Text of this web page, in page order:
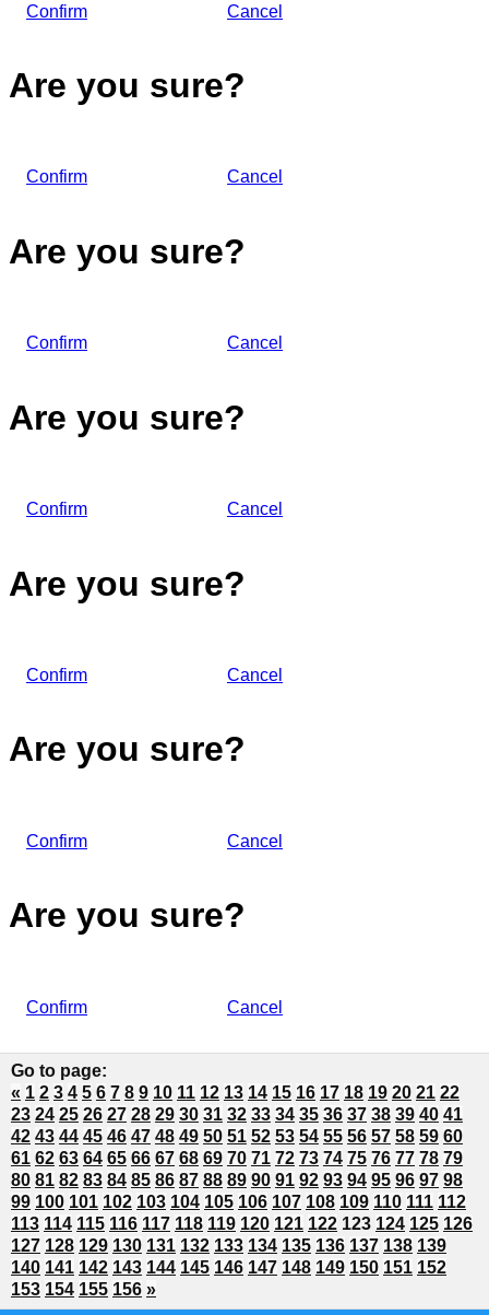
Confirm Cancel
Are you sure?
Confirm Cancel
Are you sure?
Confirm Cancel
Are you sure?
Confirm Cancel
Are you sure?
Confirm Cancel
Are you sure?
Confirm Cancel
Are you sure?
Confirm Cancel
Go to page:
« 1 2 3 4 5 6 7 8 9 10 11 12 13 14 15 16 17 18 19 20 21 22
23 24 25 26 27 28 29 30 31 32 33 34 35 36 37 38 39 40 41
42 43 44 45 46 47 48 49 50 51 52 53 54 55 56 57 58 59 60
61 62 63 64 65 66 67 68 69 70 71 72 73 74 75 76 77 78 79
80 81 82 83 84 85 86 87 88 89 90 91 92 93 94 95 96 97 98
99 100 101 102 103 104 105 106 107 108 109 110 111 112
113 114 115 116 117 118 119 120 121 122 123 124 125 126
127 128 129 130 131 132 133 134 135 136 137 138 139
140 141 142 143 144 145 146 147 148 149 150 151 152
153 154 155 156 »